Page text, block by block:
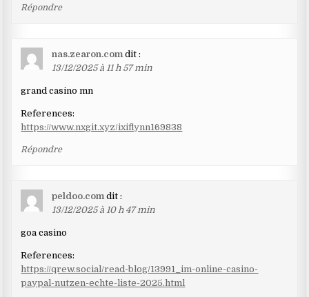
Répondre
nas.zearon.com dit :
13/12/2025 à 11 h 57 min
grand casino mn
References:
https://www.nxgit.xyz/ixiflynn169838
Répondre
peldoo.com dit :
13/12/2025 à 10 h 47 min
goa casino
References:
https://qrew.social/read-blog/13991_im-online-casino-
paypal-nutzen-echte-liste-2025.html